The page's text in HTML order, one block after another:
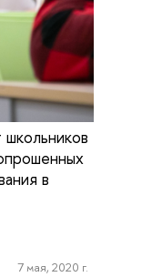
в
7 мая, 2020 г.